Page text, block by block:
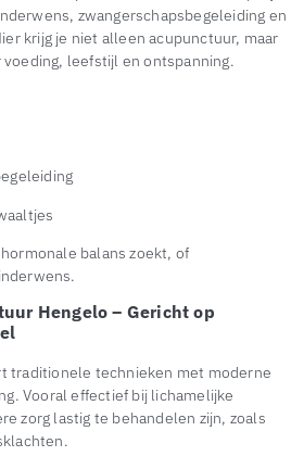
zwangerschapsbegeleiding en
krijg je niet alleen acupunctuur, maar
leefstijl en ontspanning.
balans zoekt, of
Hengelo – Gericht op
traditionele technieken met moderne
Vooral effectief bij lichamelijke
zorg lastig te behandelen zijn, zoals